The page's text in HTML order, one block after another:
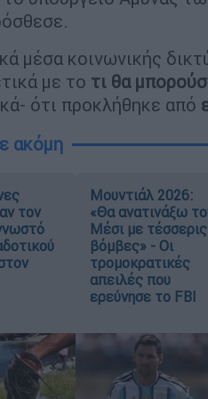
μέσα κοινωνικής
με το τι θα
ότι προκλήθηκε από
ακόμη
τον
Μουντιάλ 2026:
«Θα ανατινάξω
Μέσι με τέσσερις
βόμβες» - Οι
τρομοκρατικές
απειλές που
ερεύνησε το FBI